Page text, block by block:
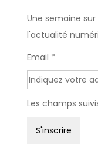
Une semaine
l'actualité
Email *
Les champs